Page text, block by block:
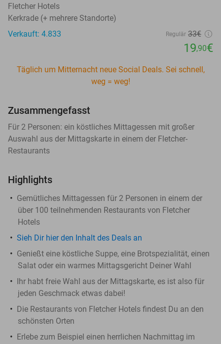
Fletcher Hotels
Kerkrade (+ mehrere Standorte)
Verkauft: 4.833
Regulär 33€
19,90€
Täglich um Mitternacht neue Social Deals. Sei schnell,
weg = weg!
Zusammengefasst
Für 2 Personen: ein köstliches Mittagessen mit großer
Auswahl aus der Mittagskarte in einem der Fletcher-
Restaurants
Highlights
Gemütliches Mittagessen für 2 Personen in einem der
über 100 teilnehmenden Restaurants von Fletcher
Hotels
Sieh Dir hier den Inhalt des Deals an
Genießt eine köstliche Suppe, eine Brotspezialität, einen
Salat oder ein warmes Mittagsgericht Deiner Wahl
Ihr habt freie Wahl aus der Mittagskarte, es ist also für
jeden Geschmack etwas dabei!
Die Restaurants von Fletcher Hotels findest Du an den
schönsten Orten
Erlebe zum Beispiel einen herrlichen Nachmittag im